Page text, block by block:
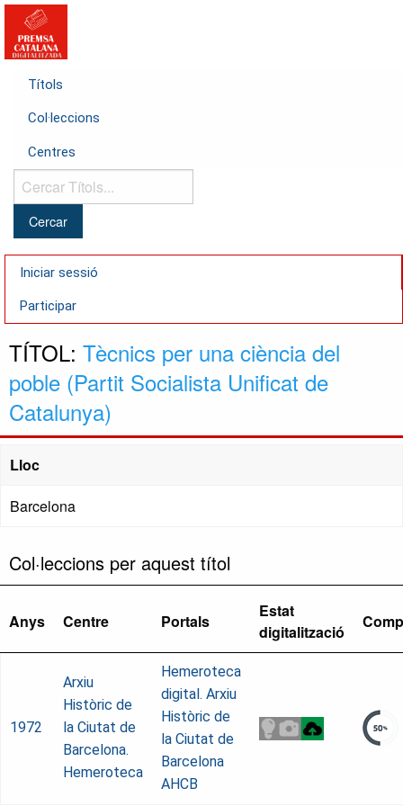
Títols
Col·leccions
Centres
Cercar
Títols...
Iniciar sessió
Participar
TÍTOL: Tècnics per una ciència del
poble (Partit Socialista Unificat de
Catalunya)
Lloc
Barcelona
Col·leccions per aquest títol
Anys Centre Portals
Estat
digitalització
1972
Arxiu
Històric de
la Ciutat de
Barcelona.
Hemeroteca
Hemeroteca
digital. Arxiu
Històric de
la Ciutat de
Barcelona
AHCB